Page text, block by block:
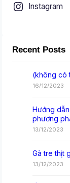
Instagram
Recent Posts
(không có
16/12/2023
Hướng
phương
13/12/2023
Gà tre thịt
13/12/2023